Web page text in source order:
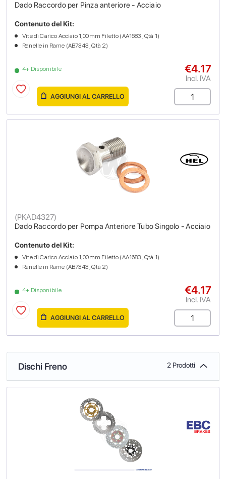
Dado Raccordo per Pinza anteriore - Acciaio
4+ Disponibile
Contenuto del Kit:
Vite di Carico Acciaio 1,00mm Filetto (AA1683 , Qtà 1)
Ranelle in Rame (AB7343 , Qtà 2)
€4.17
Incl. IVA
AGGIUNGI AL CARRELLO
Dado Raccordo per Pompa Anteriore Tubo Singolo - Acciaio
(PKAD4327)
4+ Disponibile
Contenuto del Kit:
Vite di Carico Acciaio 1,00mm Filetto (AA1683 , Qtà 1)
Ranelle in Rame (AB7343 , Qtà 2)
€4.17
Incl. IVA
AGGIUNGI AL CARRELLO
Dischi Freno 2 Prodotti